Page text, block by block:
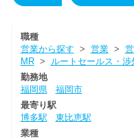
職種
営業から探す > 営業>
MR> ルートセールス・渉
勤務地
福岡県
福岡市
最寄り駅
博多駅
東比恵駅
業種